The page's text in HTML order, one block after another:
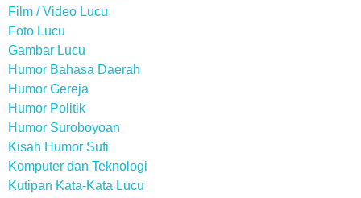
Film / Video Lucu
Foto Lucu
Gambar Lucu
Humor Bahasa Daerah
Humor Gereja
Humor Politik
Humor Suroboyoan
Kisah Humor Sufi
Komputer dan Teknologi
Kutipan Kata-Kata Lucu